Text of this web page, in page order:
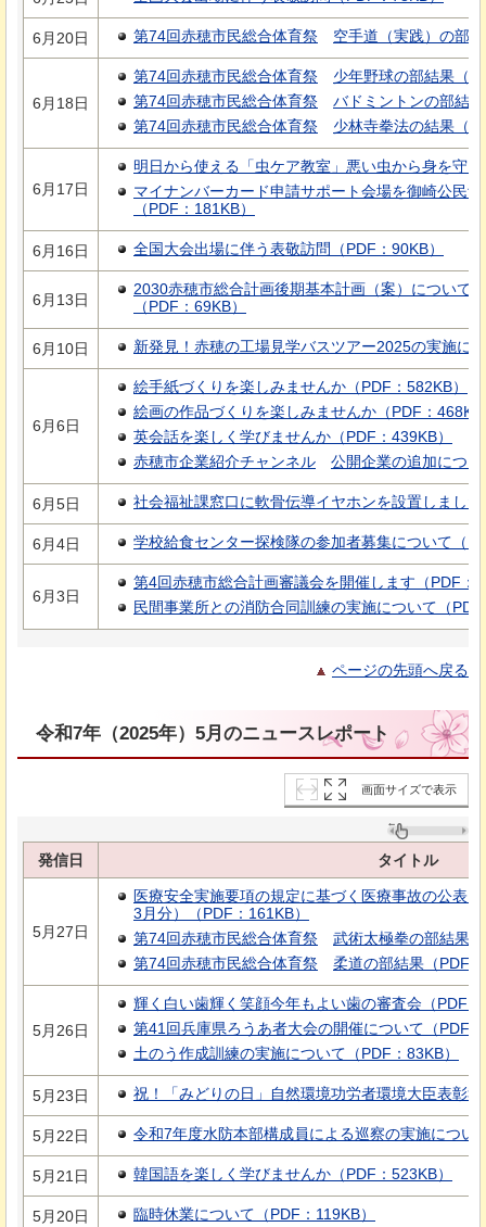
6月20日 第74回赤穂市民総合体育祭 空手道（実践）の部
6月18日
第74回赤穂市民総合体育祭 少年野球の部結果 （
第74回赤穂市民総合体育祭
バドミントンの部結果
第74回赤穂市民総合体育祭
少林寺拳法の結果 （
6月17日
明日から使える「虫ケア教室」悪い虫から身を守
マイナンバーカード申請サポート会場を御崎公民
（PDF：181KB）
6月16日 全国大会出場に伴う表敬訪問（PDF：90KB）
6月13日
2030赤穂市総合計画後期基本計画（案）について
（PDF：69KB）
6月10日 新発見！赤穂の工場見学バスツアー2025の実施に
6月6日
絵手紙づくりを楽しみませんか（PDF：582KB）
絵画の作品づくりを楽しみませんか（PDF：468KB
英会話を楽しく学びませんか（PDF：439KB）
赤穂市企業紹介チャンネル
公開企業の追加につい
6月5日 社会福祉課窓口に軟骨伝導イヤホンを設置しまし
6月4日 学校給食センター探検隊の参加者募集について（
6月3日
第4回赤穂市総合計画審議会を開催します（PDF：
民間事業所との消防合同訓練の実施について（
ページの先頭へ戻る
令和7年（2025年）5月のニュースレポート
画面サイズで表示
発信日 タイトル
5月27日
医療安全実施要項の規定に基づく医療事故の公表
3月分）（PDF：161KB）
第74回赤穂市民総合体育祭
武術太極拳の部結果
第74回赤穂市民総合体育祭
柔道の部結果 （PDF
5月26日
輝く白い歯輝く笑顔今年もよい歯の審査会（PDF
第41回兵庫県ろうあ者大会の開催について（PDF
土のう作成訓練の実施について（PDF：83KB）
5月23日 祝！「みどりの日」自然環境功労者環境大臣表彰
5月22日 令和7年度水防本部構成員による巡察の実施につい
5月21日 韓国語を楽しく学びませんか（PDF：523KB）
5月20日 臨時休業について（PDF：119KB）